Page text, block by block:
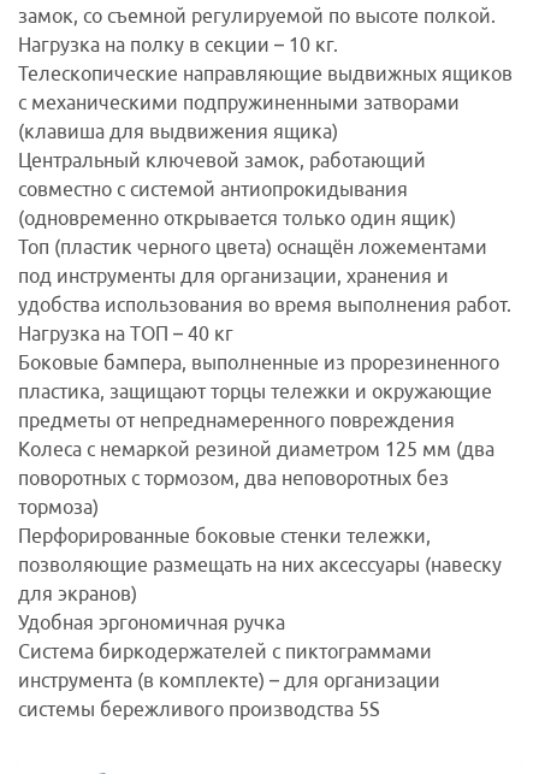
замок, со съемной регулируемой по высоте полкой.
Нагрузка на полку в секции – 10 кг.
Телескопические направляющие выдвижных ящиков
с механическими подпружиненными затворами
(клавиша для выдвижения ящика)
Центральный ключевой замок, работающий
совместно с системой антиопрокидывания
(одновременно открывается только один ящик)
Топ (пластик черного цвета) оснащён ложементами
под инструменты для организации, хранения и
удобства использования во время выполнения работ.
Нагрузка на ТОП – 40 кг
Боковые бампера, выполненные из прорезиненного
пластика, защищают торцы тележки и окружающие
предметы от непреднамеренного повреждения
Колеса с немаркой резиной диаметром 125 мм (два
поворотных с тормозом, два неповоротных без
тормоза)
Перфорированные боковые стенки тележки,
позволяющие размещать на них аксессуары (навеску
для экранов)
Удобная эргономичная ручка
Система биркодержателей с пиктограммами
инструмента (в комплекте) – для организации
системы бережливого производства 5S